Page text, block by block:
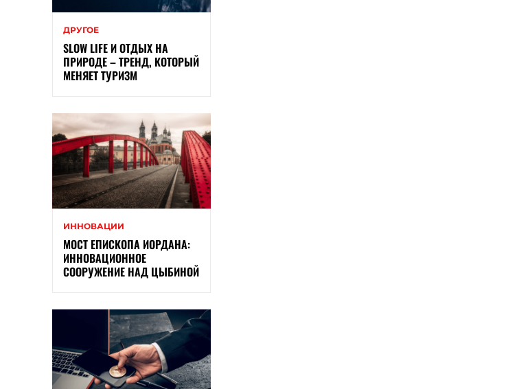
ДРУГОЕ
SLOW LIFE И ОТДЫХ НА
ПРИРОДЕ – ТРЕНД, КОТОРЫЙ
МЕНЯЕТ ТУРИЗМ
ИННОВАЦИИ
МОСТ ЕПИСКОПА ИОРДАНА:
ИННОВАЦИОННОЕ
СООРУЖЕНИЕ НАД ЦЫБИНОЙ